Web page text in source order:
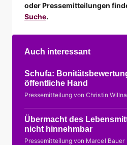
oder Pressemitteilungen
Suche.
Auch interessant
Schufa:
öffentliche Hand
Pressemitteilung von Christin
Übermacht des
nicht hinnehmbar
Pressemitteilung von Marcel Bauer